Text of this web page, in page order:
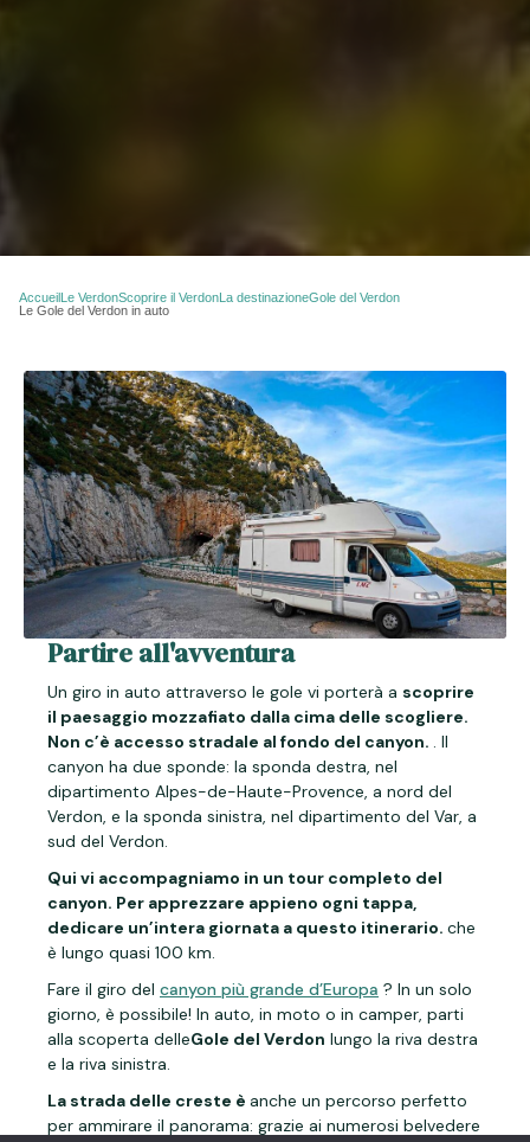
AccueilLe VerdonScoprire il VerdonLa destinazioneGole del Verdon
Le Gole del Verdon in auto
Partire all'avventura
Un giro in auto attraverso le gole vi porterà a scoprire
il paesaggio mozzafiato dalla cima delle scogliere.
Non c’è accesso stradale al fondo del canyon. . Il
canyon ha due sponde: la sponda destra, nel
dipartimento Alpes-de-Haute-Provence, a nord del
Verdon, e la sponda sinistra, nel dipartimento del Var, a
sud del Verdon.
Qui vi accompagniamo in un tour completo del
canyon. Per apprezzare appieno ogni tappa,
dedicare un’intera giornata a questo itinerario. che
è lungo quasi 100 km.
Fare il giro del canyon più grande d’Europa ? In un solo
giorno, è possibile! In auto, in moto o in camper, parti
alla scoperta delleGole del Verdon lungo la riva destra
e la riva sinistra.
La strada delle creste è anche un percorso perfetto
per ammirare il panorama: grazie ai numerosi belvedere